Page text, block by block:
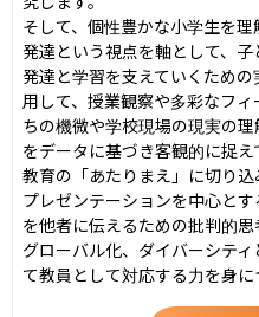
そして、個性豊かな小学生を
発達という視点を軸として、
発達と学習を支えていくため
用して、授業観察や多彩なフ
ちの機微や学校現場の現実の
をデータに基づき客観的に捉
教育の「あたりまえ」に切り込
プレゼンテーションを中心と
を他者に伝えるための批判的
グローバル化、ダイバーシテ
て教員として対応する力を身に